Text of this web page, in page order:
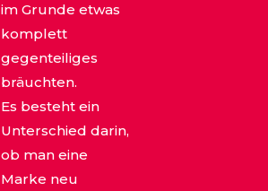
im Grunde etwas
komplett
gegenteiliges
bräuchten.
Es besteht ein
Unterschied darin,
ob man eine
Marke neu